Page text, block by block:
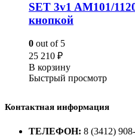
SET 3v1 AM101/
кнопкой
0 out of 5
25 210 ₽
В корзину
Быстрый просмотр
Контактная информация
ТЕЛЕФОН: 8 (3412)